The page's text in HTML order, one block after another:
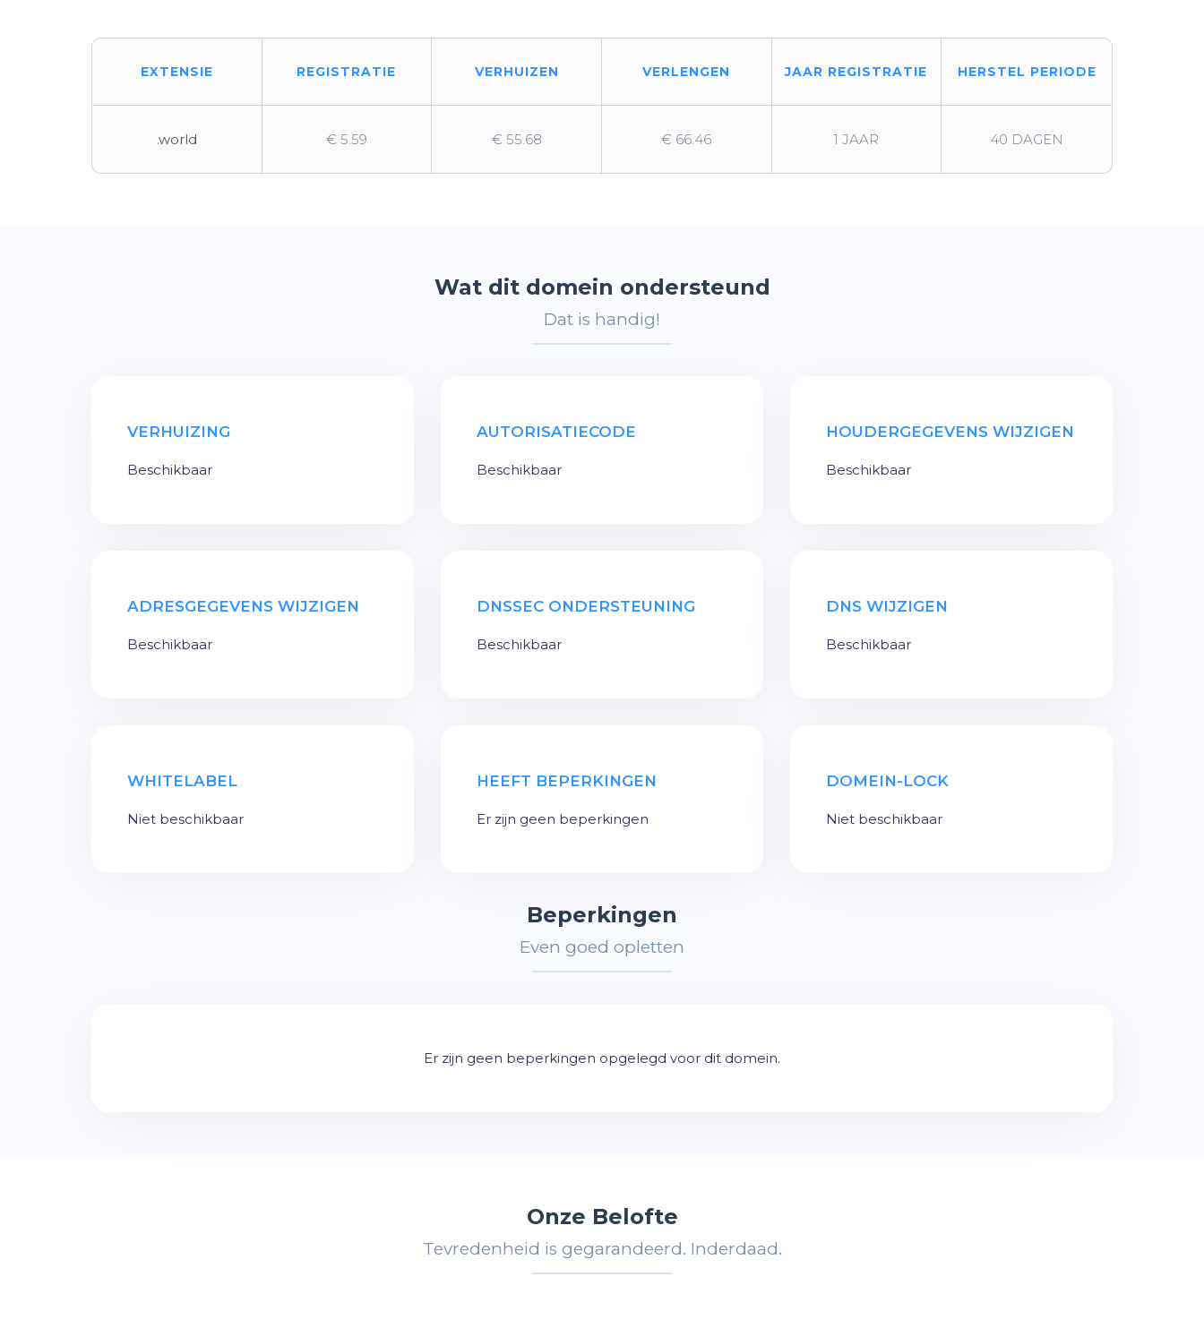
EXTENSIE REGISTRATIE VERHUIZEN VERLENGEN JAAR REGISTRATIE HERSTEL PERIODE
.world € 5.59 € 55.68 € 66.46 1 JAAR 40 DAGEN
Wat dit domein ondersteund
Dat is handig!
VERHUIZING
Beschikbaar
AUTORISATIECODE
Beschikbaar
HOUDERGEGEVENS WIJZIGEN
Beschikbaar
ADRESGEGEVENS WIJZIGEN
Beschikbaar
DNSSEC ONDERSTEUNING
Beschikbaar
DNS WIJZIGEN
Beschikbaar
WHITELABEL
Niet beschikbaar
HEEFT BEPERKINGEN
Er zijn geen beperkingen
DOMEIN-LOCK
Niet beschikbaar
Beperkingen
Even goed opletten
Er zijn geen beperkingen opgelegd voor dit domein.
Onze Belofte
Tevredenheid is gegarandeerd. Inderdaad.